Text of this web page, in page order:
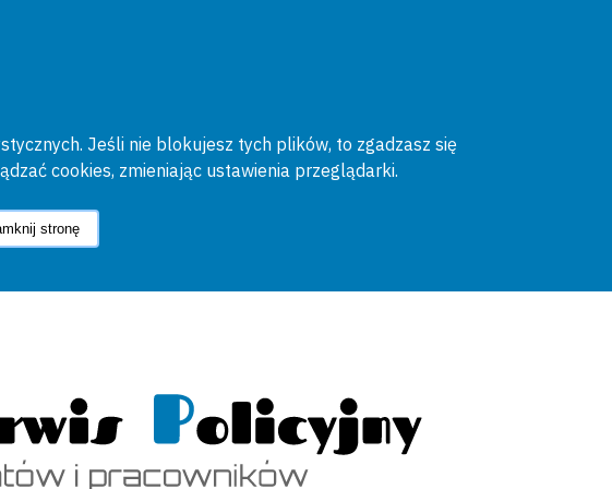
Jeśli nie blokujesz tych plików, to zgadzasz się
cookies, zmieniając ustawienia przeglądarki.
stronę